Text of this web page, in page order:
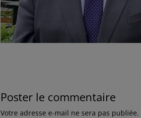
Poster le commentaire
Votre adresse e-mail ne sera pas publiée.